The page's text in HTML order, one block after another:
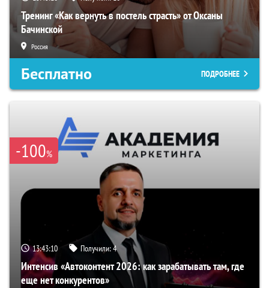
Тренинг «Как вернуть в постель страсть» от Оксаны
Бачинской
Россия
Бесплатно ПОДРОБНЕЕ
-100%
13:43:09 Получили:4
Интенсив «Автоконтент 2026: как зарабатывать там, где
еще нет конкурентов»